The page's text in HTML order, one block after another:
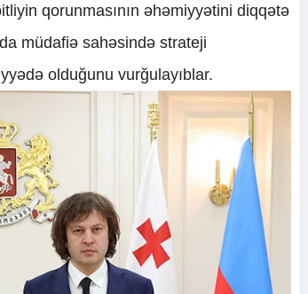
qorunmasının əhəmiyyətini diqqətə
müdafiə sahəsində strateji
olduğunu vurğulayıblar.